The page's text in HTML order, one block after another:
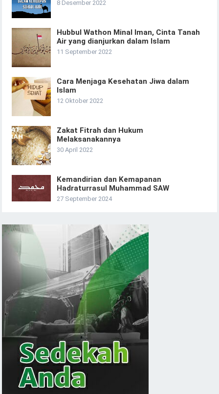
8 Desember 2022
Hubbul Wathon Minal Iman, Cinta Tanah
Air yang dianjurkan dalam Islam
11 September 2022
Cara Menjaga Kesehatan Jiwa dalam
Islam
12 Oktober 2022
Zakat Fitrah dan Hukum
Melaksanakannya
30 April 2022
Kemandirian dan Kemapanan
Hadraturrasul Muhammad SAW
27 September 2024